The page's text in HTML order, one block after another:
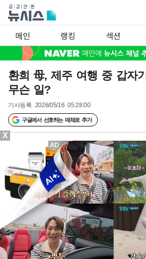
메인 랭킹 섹션
환희 母, 제주 여행 중 갑자
무슨 일?
기사등록 2026/05/16 05:28:00
구글에서 선호하는 매체로 추가
X